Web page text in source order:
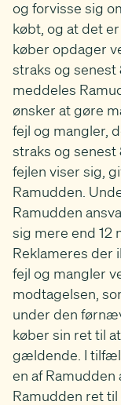
og forvisse sig
købt, og at det
køber opdager
straks og
meddeles
ønsker at gøre
fejl og mangler,
straks og
fejlen viser sig,
Ramudden.
Ramudden
sig mere end 12
Reklameres der
fejl og mangler
modtagelsen,
under den
køber sin ret til
gældende. I
en af
Ramudden ret